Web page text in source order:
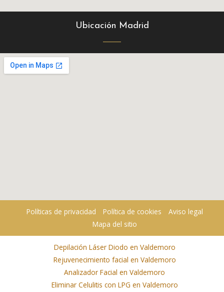
Ubicación Madrid
Políticas de privacidad Política de cookies
Aviso legal
Mapa del sitio
Depilación Láser Diodo en Valdemoro
Rejuvenecimiento facial en Valdemoro
Analizador Facial en Valdemoro
Eliminar Celulitis con LPG en Valdemoro